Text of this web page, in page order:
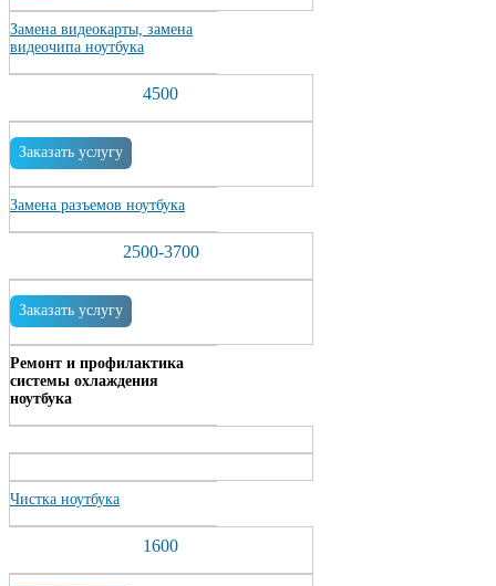
Замена видеокарты, замена
видеочипа ноутбука
4500
Заказать услугу
Замена разъемов ноутбука
2500-3700
Заказать услугу
Ремонт и профилактика
системы охлаждения
ноутбука
Чистка ноутбука
1600